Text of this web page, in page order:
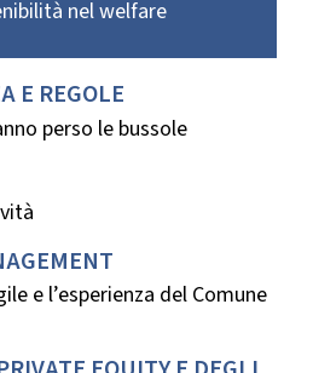
nel welfare
E REGOLE
perso le bussole
e l’esperienza del Comune